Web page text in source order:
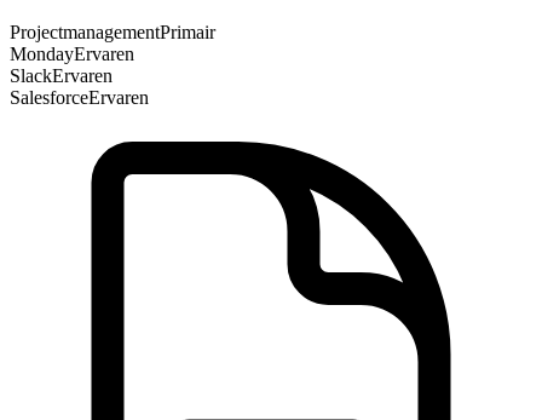
ProjectmanagementPrimair
MondayErvaren
SlackErvaren
SalesforceErvaren